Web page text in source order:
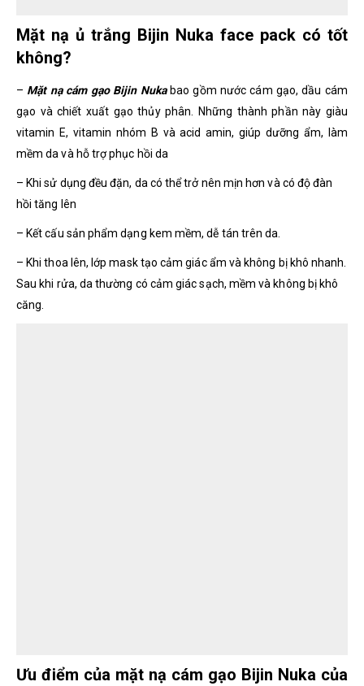
Mặt nạ ủ trắng Bijin Nuka face pack có tốt
không?
– Mặt nạ cám gạo Bijin Nuka bao gồm nước cám gạo, dầu cám
gạo và chiết xuất gạo thủy phân. Những thành phần này giàu
vitamin E, vitamin nhóm B và acid amin, giúp dưỡng ẩm, làm
mềm da và hỗ trợ phục hồi da
– Khi sử dụng đều đặn, da có thể trở nên mịn hơn và có độ đàn
hồi tăng lên
– Kết cấu sản phẩm dạng kem mềm, dễ tán trên da.
– Khi thoa lên, lớp mask tạo cảm giác ẩm và không bị khô nhanh.
Sau khi rửa, da thường có cảm giác sạch, mềm và không bị khô
căng.
Ưu điểm của mặt nạ cám gạo Bijin Nuka của